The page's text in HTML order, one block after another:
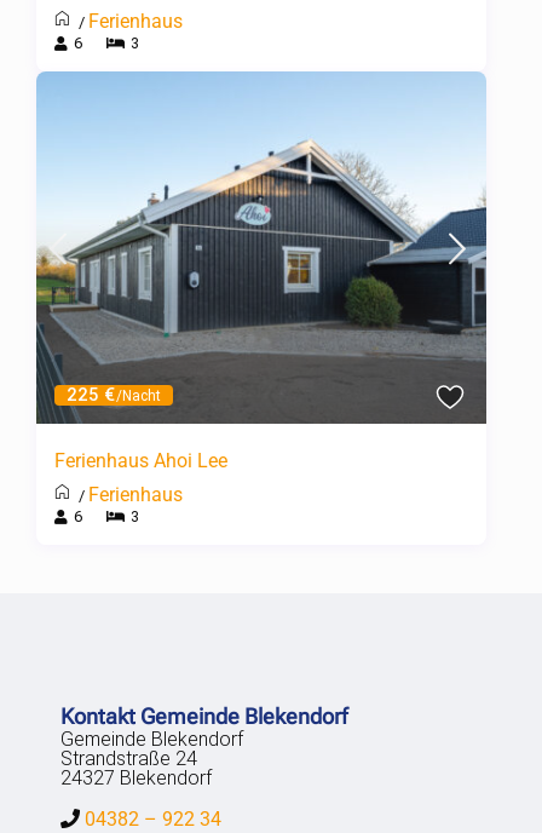
/ Ferienhaus
6 3
225 €/Nacht
Ferienhaus Ahoi Lee
/ Ferienhaus
6 3
Kontakt Gemeinde Blekendorf
Gemeinde Blekendorf
Strandstraße 24
24327 Blekendorf
04382 – 922 34